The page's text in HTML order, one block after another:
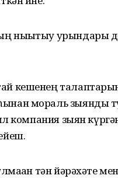
нығытыу урындары
кешенең
мораль зыянды
компания зыян
тән йәрәхәте